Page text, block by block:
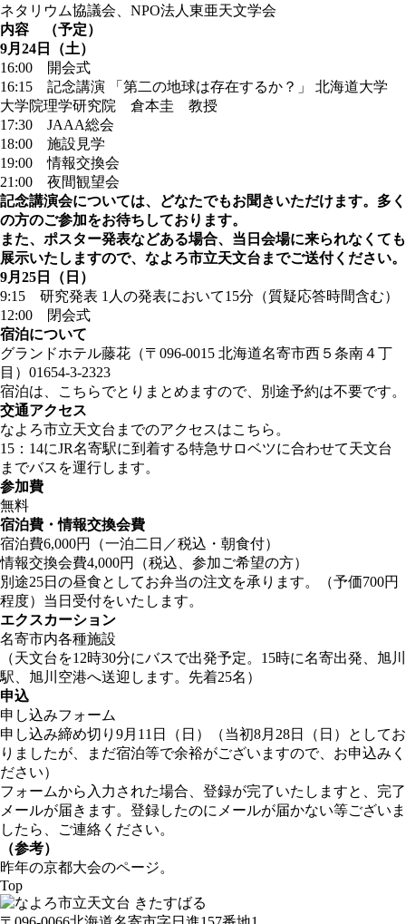
ネタリウム協議会、NPO法人東亜天文学会
内容 （予定）
9月24日（土）
16:00 開会式
16:15 記念講演 「第二の地球は存在するか？」 北海道大学
大学院理学研究院 倉本圭 教授
17:30 JAAA総会
18:00 施設見学
19:00 情報交換会
21:00 夜間観望会
記念講演会については、どなたでもお聞きいただけます。多く
の方のご参加をお待ちしております。
また、ポスター発表などある場合、当日会場に来られなくても
展示いたしますので、なよろ市立天文台までご送付ください。
9月25日（日）
9:15 研究発表 1人の発表において15分（質疑応答時間含む）
12:00 閉会式
宿泊について
グランドホテル藤花（〒096-0015 北海道名寄市西５条南４丁
目）01654-3-2323
宿泊は、こちらでとりまとめますので、別途予約は不要です。
交通アクセス
なよろ市立天文台までのアクセスはこちら 。
15：14にJR名寄駅に到着する特急サロベツに合わせて天文台
までバスを運行します。
参加費
無料
宿泊費・情報交換会費
宿泊費6,000円（一泊二日／税込・朝食付）
情報交換会費4,000円（税込、参加ご希望の方）
別途25日の昼食としてお弁当の注文を承ります。（予価700円
程度）当日受付をいたします。
エクスカーション
名寄市内各種施設
（天文台を12時30分にバスで出発予定。15時に名寄出発、旭川
駅、旭川空港へ送迎します。先着25名）
申込
申し込みフォーム
申し込み締め切り9月11日（日）（当初8月28日（日）としてお
りましたが、まだ宿泊等で余裕がございますので、お申込みく
ださい）
フォームから入力された場合、登録が完了いたしますと、完了
メールが届きます。登録したのにメールが届かない等ございま
したら、ご連絡ください。
（参考）
昨年の京都大会のページ。
Top